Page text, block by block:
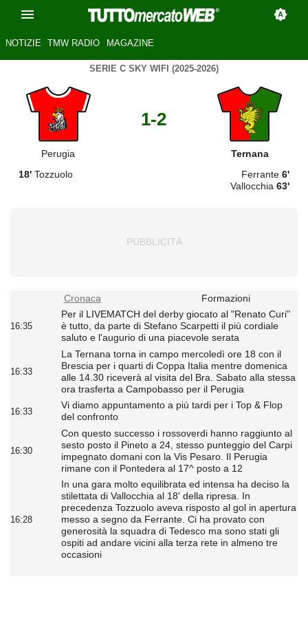
NOTIZIE TMW RADIO MAGAZINE
SERIE C SKY WIFI (2025-2026)
Perugia
1-2
Ternana
18' Tozzuolo Ferrante 6'
Vallocchia 63'
Cronaca Formazioni
16:35
Per il LIVEMATCH del derby giocato al "Renato Curi"
è tutto, da parte di Stefano Scarpetti il più cordiale
saluto e l'augurio di una piacevole serata
16:33
La Ternana torna in campo mercoledì ore 18 con il
Brescia per i quarti di Coppa Italia mentre domenica
alle 14.30 riceverà al visita del Bra. Sabato alla stessa
ora trasferta a Campobasso per il Perugia
16:33
Vi diamo appuntamento a più tardi per i Top & Flop
del confronto
16:30
Con questo successo i rossoverdi hanno raggiunto al
sesto posto il Pineto a 24, stesso punteggio del Carpi
impegnato domani con la Vis Pesaro. Il Perugia
rimane con il Pontedera al 17^ posto a 12
16:28
In una gara molto equilibrata ed intensa ha deciso la
stilettata di Vallocchia al 18' della ripresa. In
precedenza Tozzuolo aveva risposto al gol in apertura
messo a segno da Ferrante. Ci ha provato con
generosità la squadra di Tedesco ma sono stati gli
ospiti ad andare vicini alla terza rete in almeno tre
occasioni